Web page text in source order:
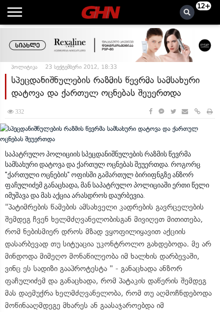
12+
პოლიტიკა 23 სექტემბერი 2012, 18:33
სპეცდანიშნულების რაზმის წევრმა სამსახური
დატოვა და ქართულ ოცნებას შეუერთდა
332
საპატრულო პოლიციის სპეცდანიშნულების რაზმის წევრმა
სამსახური დატოვა და ქართულ ოცნებას შეუერთდა. როგორც
"ქართული ოცნების" ოფისში გამართულ ბირიფნგზე ანზორ
ფაჩულიძემ განაცხადა, მან საპატრულო პოლიციაში ერთი წელი
იმუშავა და მას აქცია არასდროს დაურბევია.
"პატიმრების წამების ამსახველი კადრების გავრცელების
შემდეგ ჩვენ ხელმძღვანელობისგან მივიღეთ მითითება,
რომ ნებისმიერ დროს მზად ვყოფილიყავით აქციის
დასარბევად თუ სიტუაცია უკონტროლო გახდებოდა. მე არ
მინდოდა მიმეღო მონაწილეობა იმ ხალხის დარბევაში,
ვინც ეს სადიზი გააპროტესტა " - განაცხადა ანზორ
ფაჩულიძემ და განაცხადა, რომ პატაკის დაწერის შემდეგ
მას დაემუქრა ხელმძღვანელობა, რომ თუ აღმოჩნდებოდა
მოწინააღმდეგე მხარეს ან გაასაჯაროებდა იმ